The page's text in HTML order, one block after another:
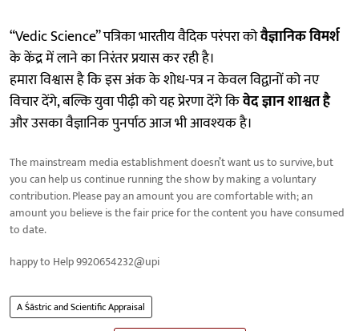
“Vedic Science” पत्रिका भारतीय वैदिक परंपरा कोवैज्ञानिक विमर्श
के केंद्र में लाने का निरंतर प्रयास कर रही है।
हमारा विश्वास है कि इस अंक के शोध-पत्र न केवल विद्वानों को नए
विचार देंगे, बल्कि युवा पीढ़ी को यह प्रेरणा देंगे किवेद ज्ञान शाश्वत है
और उसका वैज्ञानिक पुनर्पाठ आज भी आवश्यक है।
The mainstream media establishment doesn’t want us to survive, but
you can help us continue running the show by making a voluntary
contribution. Please pay an amount you are comfortable with; an
amount you believe is the fair price for the content you have consumed
to date.
happy to Help 9920654232@upi
A Śāstric and Scientific Appraisal